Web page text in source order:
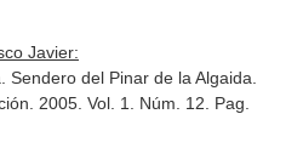
Javier:
Sendero del Pinar de la Algaida.
. 2005. Vol. 1. Núm. 12. Pag.